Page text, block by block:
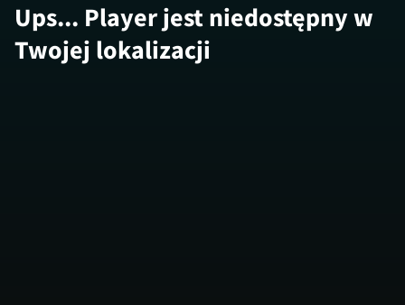
Ups... Player jest niedostępny w
Twojej lokalizacji